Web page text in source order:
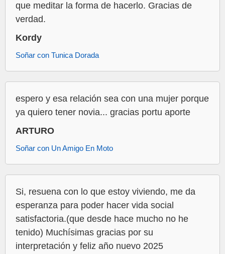
que meditar la forma de hacerlo. Gracias de
verdad.
Kordy
Soñar con Tunica Dorada
espero y esa relación sea con una mujer porque
ya quiero tener novia... gracias portu aporte
ARTURO
Soñar con Un Amigo En Moto
Si, resuena con lo que estoy viviendo, me da
esperanza para poder hacer vida social
satisfactoria.(que desde hace mucho no he
tenido) Muchísimas gracias por su
interpretación y feliz año nuevo 2025